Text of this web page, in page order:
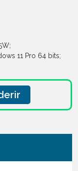
11 Pro 64 bits;